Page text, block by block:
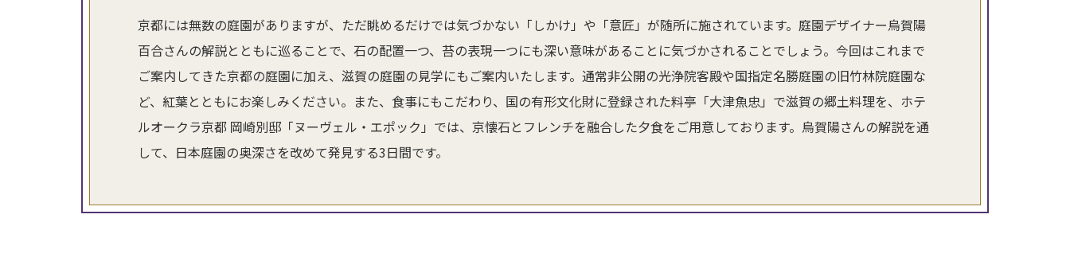
京都には無数の庭園がありますが、ただ眺めるだけでは気づかない「しかけ」や「意匠」が随所に施されています。庭園デザイナー烏賀陽
百合さんの解説とともに巡ることで、石の配置一つ、苔の表現一つにも深い意味があることに気づかされることでしょう。今回はこれまで
ご案内してきた京都の庭園に加え、滋賀の庭園の見学にもご案内いたします。通常非公開の光浄院客殿や国指定名勝庭園の旧竹林院庭園な
ど、紅葉とともにお楽しみください。また、食事にもこだわり、国の有形文化財に登録された料亭「大津魚忠」で滋賀の郷土料理を、ホテ
ルオークラ京都 岡崎別邸「ヌーヴェル・エポック」では、京懐石とフレンチを融合した夕食をご用意しております。烏賀陽さんの解説を通
して、日本庭園の奥深さを改めて発見する3日間です。